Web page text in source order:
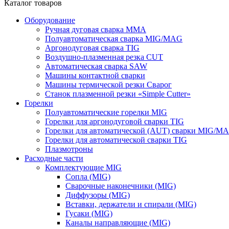
Каталог товаров
Оборудование
Ручная дуговая сварка ММА
Полуавтоматическая сварка MIG/MAG
Аргонодуговая сварка TIG
Воздушно-плазменная резка CUT
Автоматическая сварка SAW
Машины контактной сварки
Машины термической резки Сварог
Станок плазменной резки «Simple Cutter»
Горелки
Полуавтоматические горелки MIG
Горелки для аргонодуговой сварки TIG
Горелки для автоматической (AUT) сварки MIG/
Горелки для автоматической сварки TIG
Плазмотроны
Расходные части
Комплектующие MIG
Сопла (MIG)
Сварочные наконечники (MIG)
Диффузоры (MIG)
Вставки, держатели и спирали (MIG)
Гусаки (MIG)
Каналы направляющие (MIG)